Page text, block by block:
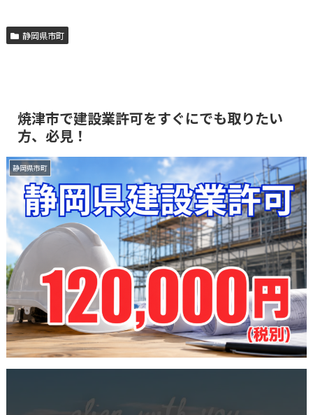
静岡県市町
焼津市で建設業許可をすぐにでも取りたい
方、必見！
静岡県市町